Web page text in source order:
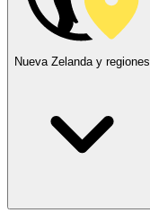
Nueva Zelanda y regiones